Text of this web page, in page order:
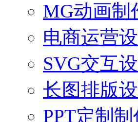
MG动画制
电商运营
SVG交互
长图排版
PPT定制制